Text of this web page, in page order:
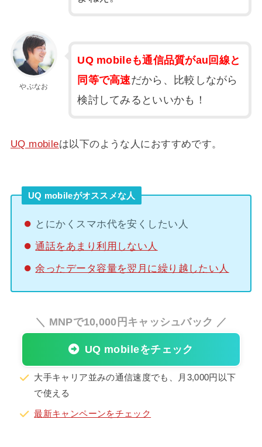
やぶなお
UQ mobileも通信品質がau回線と
同等で高速だから、比較しながら
検討してみるといいかも！
UQ mobileは以下のような人におすすめです。
UQ mobileがオススメな人
とにかくスマホ代を安くしたい人
通話をあまり利用しない人
余ったデータ容量を翌月に繰り越したい人
＼ MNPで10,000円キャッシュバック ／
UQ mobileをチェック
大手キャリア並みの通信速度でも、月3,000円以下
で使える
最新キャンペーンをチェック